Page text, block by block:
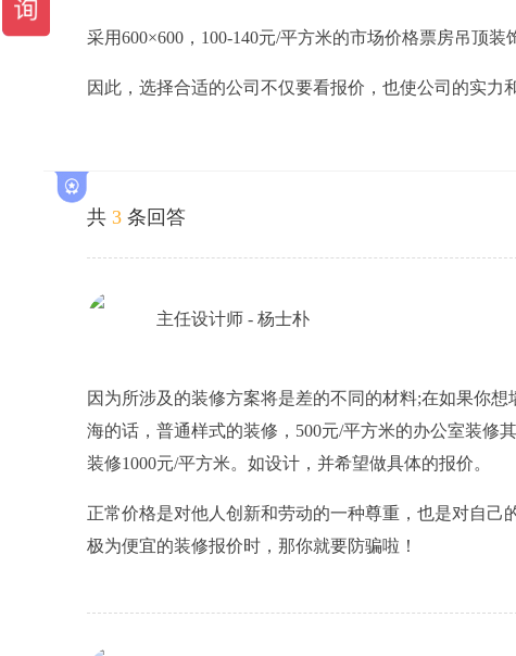
采用600×600，100-140元/平方米的市场价格票房吊顶装
因此，选择合适的公司不仅要看报价，也使公司的实力
共 3 条回答
主任设计师 - 杨士朴
因为所涉及的装修方案将是差的不同的材料;在如果你
海的话，普通样式的装修，500元/平方米的办公室装修
装修1000元/平方米。如设计，并希望做具体的报价。
正常价格是对他人创新和劳动的一种尊重，也是对自
极为便宜的装修报价时，那你就要防骗啦！